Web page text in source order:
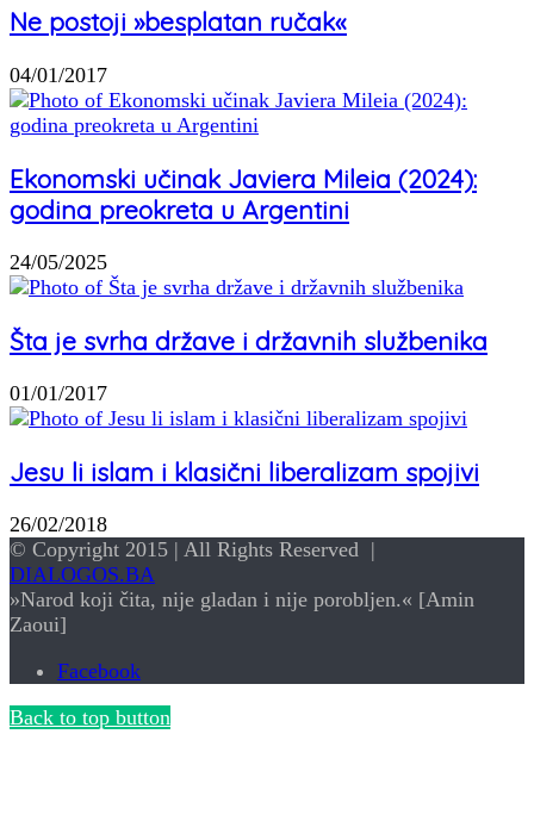
Ne postoji »besplatan ručak«
04/01/2017
Ekonomski učinak Javiera Mileia (2024):
godina preokreta u Argentini
24/05/2025
Šta je svrha države i državnih službenika
01/01/2017
Jesu li islam i klasični liberalizam spojivi
26/02/2018
© Copyright 2015 | All Rights Reserved |
DIALOGOS.BA
»Narod koji čita, nije gladan i nije porobljen.« [Amin
Zaoui]
Facebook
Back to top button